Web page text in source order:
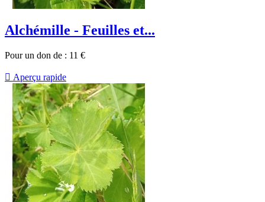
Alchémille - Feuilles et...
Pour un don de : 11 €
 Aperçu rapide